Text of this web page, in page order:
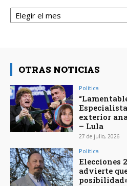
Archivos
OTRAS NOTICIAS
Política
exterior
– Lula
27 de julio, 2026
Política
Elecciones
advierte